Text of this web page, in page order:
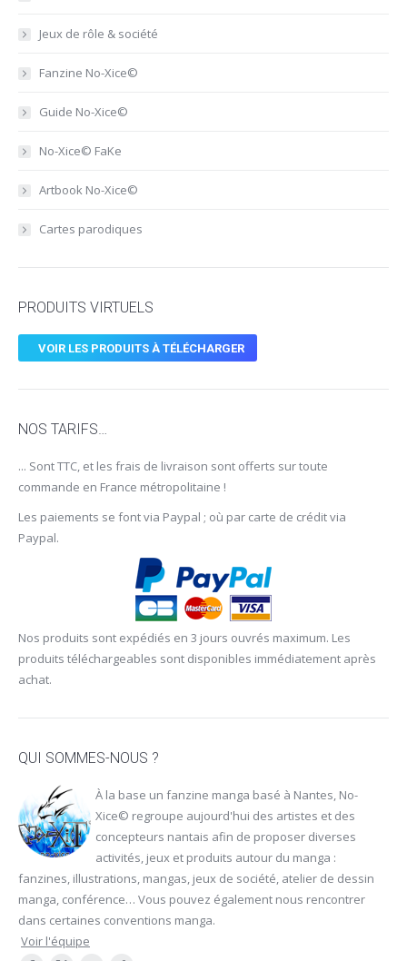
Jeux de rôle & société
Fanzine No-Xice©
Guide No-Xice©
No-Xice© FaKe
Artbook No-Xice©
Cartes parodiques
PRODUITS VIRTUELS
VOIR LES PRODUITS À TÉLÉCHARGER
NOS TARIFS…
... Sont TTC, et les frais de livraison sont offerts sur toute
commande en France métropolitaine !
Les paiements se font via Paypal ; où par carte de crédit via
Paypal.
Nos produits sont expédiés en 3 jours ouvrés maximum. Les
produits téléchargeables sont disponibles immédiatement après
achat.
QUI SOMMES-NOUS ?
À la base un fanzine manga basé à Nantes, No-
Xice© regroupe aujourd'hui des artistes et des
concepteurs nantais afin de proposer diverses
activités, jeux et produits autour du manga :
fanzines, illustrations, mangas, jeux de société, atelier de dessin
manga, conférence… Vous pouvez également nous rencontrer
dans certaines conventions manga.
Voir l'équipe